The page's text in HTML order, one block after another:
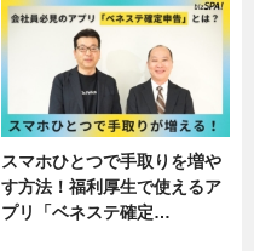
スマホひとつで手取りを増や
す方法！福利厚生で使えるア
プリ「ベネステ確定…